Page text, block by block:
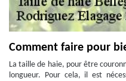
Comment faire pour
La taille de haie, pour être
longueur. Pour cela, il est